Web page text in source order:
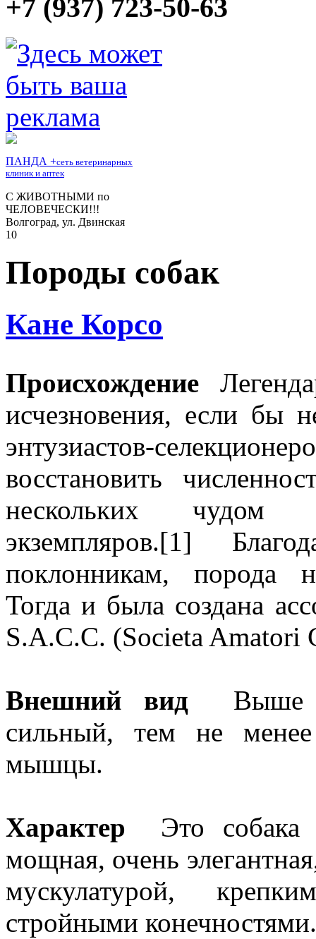
+7 (937) 723-50-63
Породы собак
Кане Корсо
Происхождение
исчезновения, если бы
энтузиастов-
восстановить
нескольких чудом
экземпляров.[1]
поклонникам, порода
Тогда и была создана
S.A.C.C. (Societa Amatori
Внешний вид Выше
сильный, тем не
мышцы.
Характер Это собака
мощная, очень
мускулатурой,
стройными конечностями.